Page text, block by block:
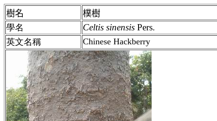
樹名
樸樹
學名
Celtis sinensis Pers.
英文名稱 Chinese Hackberry